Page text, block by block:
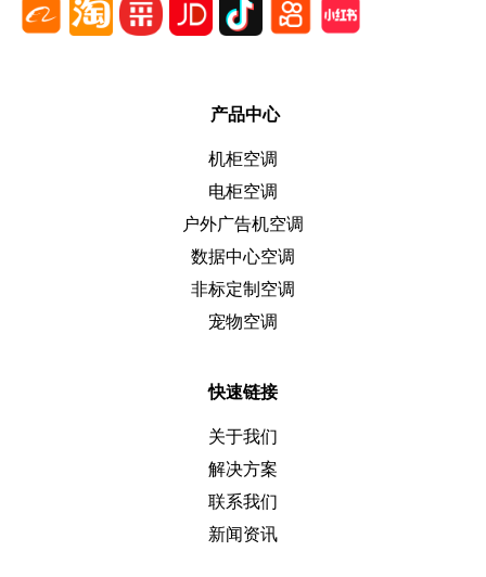
产品中心
机柜空调
电柜空调
户外广告机空调
数据中心空调
非标定制空调
宠物空调
快速链接
关于我们
解决方案
联系我们
新闻资讯